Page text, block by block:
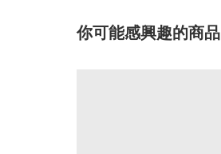
你可能感興趣的商品